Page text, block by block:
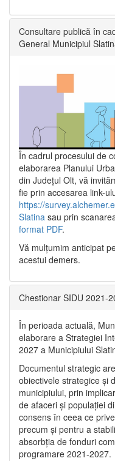
Consultare publică în
General Municipiul
În cadrul procesului de
elaborarea Planului
din Județul Olt, vă
fie prin accesarea link-
https://
Slatina sau prin
format PDF.
Vă mulţumim anticipat
acestui demers.
Chestionar SIDU 2021-
În perioada actuală,
elaborare a Strategiei
2027 a Municipiului
Documentul strategic
obiectivele strategice și
municipiului, prin
de afaceri și populației
consens în ceea ce
precum și pentru a
absorbția de fonduri
programare 2021-2027.